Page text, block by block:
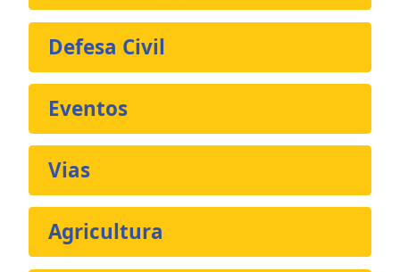
Defesa Civil
Eventos
Vias
Agricultura